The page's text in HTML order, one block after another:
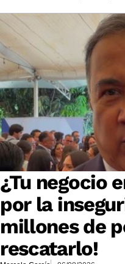
¿Tu negocio
por la
millones de
rescatarlo!